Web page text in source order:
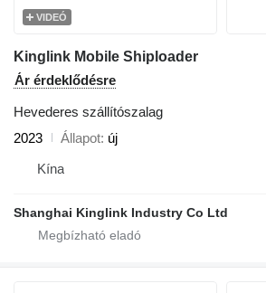
VIDEÓ
Kinglink Mobile Shiploader
Ár érdeklődésre
Hevederes szállítószalag
2023
Állapot új
Kína
Shanghai Kinglink Industry Co Ltd